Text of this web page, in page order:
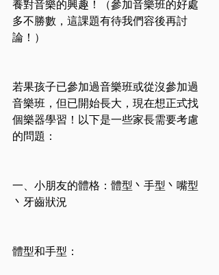
養對音樂的興趣！（參加音樂班的好處
多不勝數，這課題有待我們容後再討
論！）
若果孩子已參加過音樂班或從沒參加過
音樂班，但已開始長大，現在想正式找
個樂器學習！以下是一些家長需要考慮
的問題：
一、小朋友的體格：體型丶手型丶嘴型
丶牙齒狀況
體型和手型：